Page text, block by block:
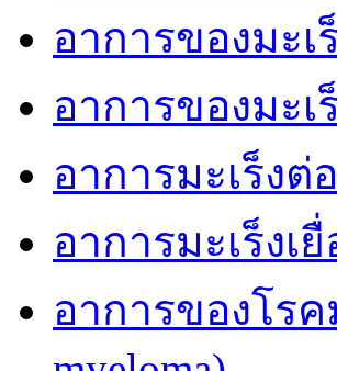
อาการของมะ
อาการของมะเ
อาการมะเร็ง
อาการมะเร็งเ
อาการของโร